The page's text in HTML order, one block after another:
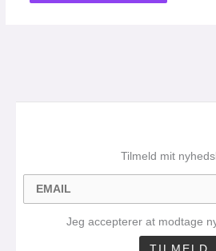
Tilmeld mit
Jeg accepterer at modtage